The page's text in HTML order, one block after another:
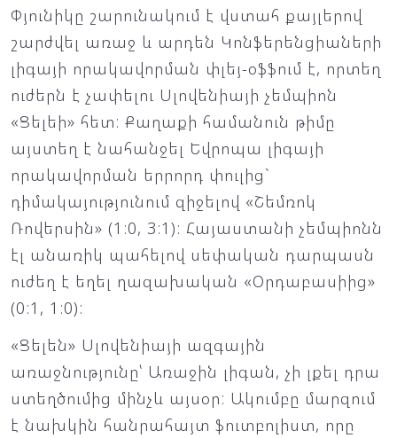
Փյունիկը շարունակում է վստահ քայլերով
շարժվել առաջ և արդեն Կոնֆերենցիաների
լիգայի որակավորման փլեյ-օֆֆում է, որտեղ
ուժերն է չափելու Սլովենիայի չեմպիոն
«Ցելեի» հետ: Քաղաքի համանուն թիմը
այստեղ է նահանջել Եվրոպա լիգայի
որակավորման երրորդ փուլից`
դիմակայությունում զիջելով «Շեմռոկ
Ռովերսին» (1:0, 3:1): Հայաստանի չեմպիոնն
էլ անառիկ պահելով սեփական դարպասն
ուժեղ է եղել ղազախական «Օրդաբասիից»
(0:1, 1:0):
«Ցելեն» Սլովենիայի ազգային
առաջնությունը՝ Առաջին լիգան, չի լքել դրա
ստեղծումից մինչև այսօր: Ակումբը մարզում
է նախկին հանրահայտ ֆուտբոլիստ, որը